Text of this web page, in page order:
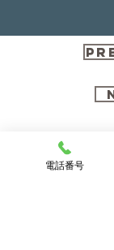
社会保険労
電話番号